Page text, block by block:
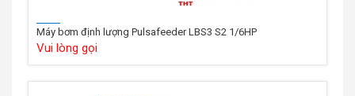
Máy bơm định lượng Pulsafeeder LBS3 S2 1/6HP
Vui lòng gọi